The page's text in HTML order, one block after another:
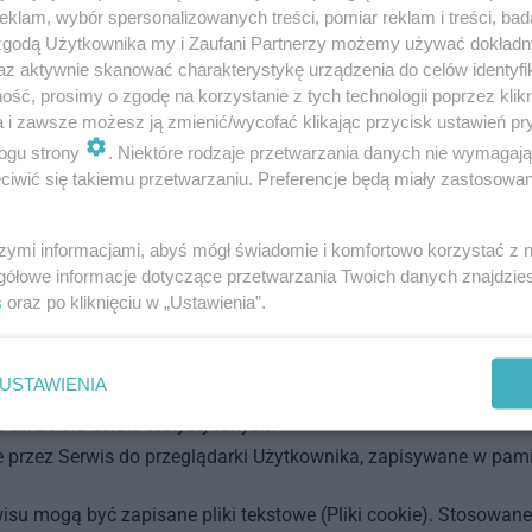
poza obszar Europejskiego Obszaru Gospodarczego, tj.
Ci posiadają certyfikat tarczy prywatności oraz
zajmującego się ochroną danych osobowych, którym
przez Administratora danych.
dobrowolne, ale konieczne w celu możliwości korzystania
zautomatyzowane decyzji w tym profilowanie, o którym
tego rodzaju tworzony jest w sposób automatyczny.
wersji przeglądarki, czasu dostęp i ilości danych, adresu
także dla celów statystycznych.
przez Serwis do przeglądarki Użytkownika, zapisywane w
mogą być zapisane pliki tekstowe (Pliki cookie).
wybór spersonalizowanych treści, pomiar reklam i treści,
Użytkownika my i Zaufani Partnerzy możemy używać
aktywnie skanować charakterystykę urządzenia do celów
prosimy o zgodę na korzystanie z tych technologii poprzez
i zawsze możesz ją zmienić/wycofać klikając przycisk ustawień
strony
. Niektóre rodzaje przetwarzania danych nie
się takiemu przetwarzaniu. Preferencje będą miały
informacjami, abyś mógł świadomie i komfortowo korzystać z
informacje dotyczące przetwarzania Twoich danych
oraz po kliknięciu w „Ustawienia”.
USTAWIENIA